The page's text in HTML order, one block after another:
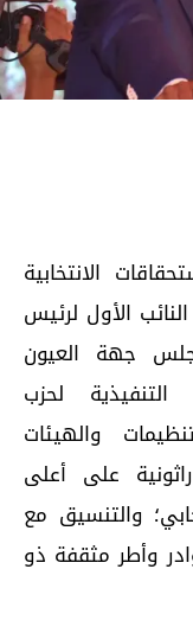
الانتخابية
الأول لرئيس
جهة العيون
لحزب
والهيئات
على أعلى
والتنسيق مع
وأطر مثقفة ذو